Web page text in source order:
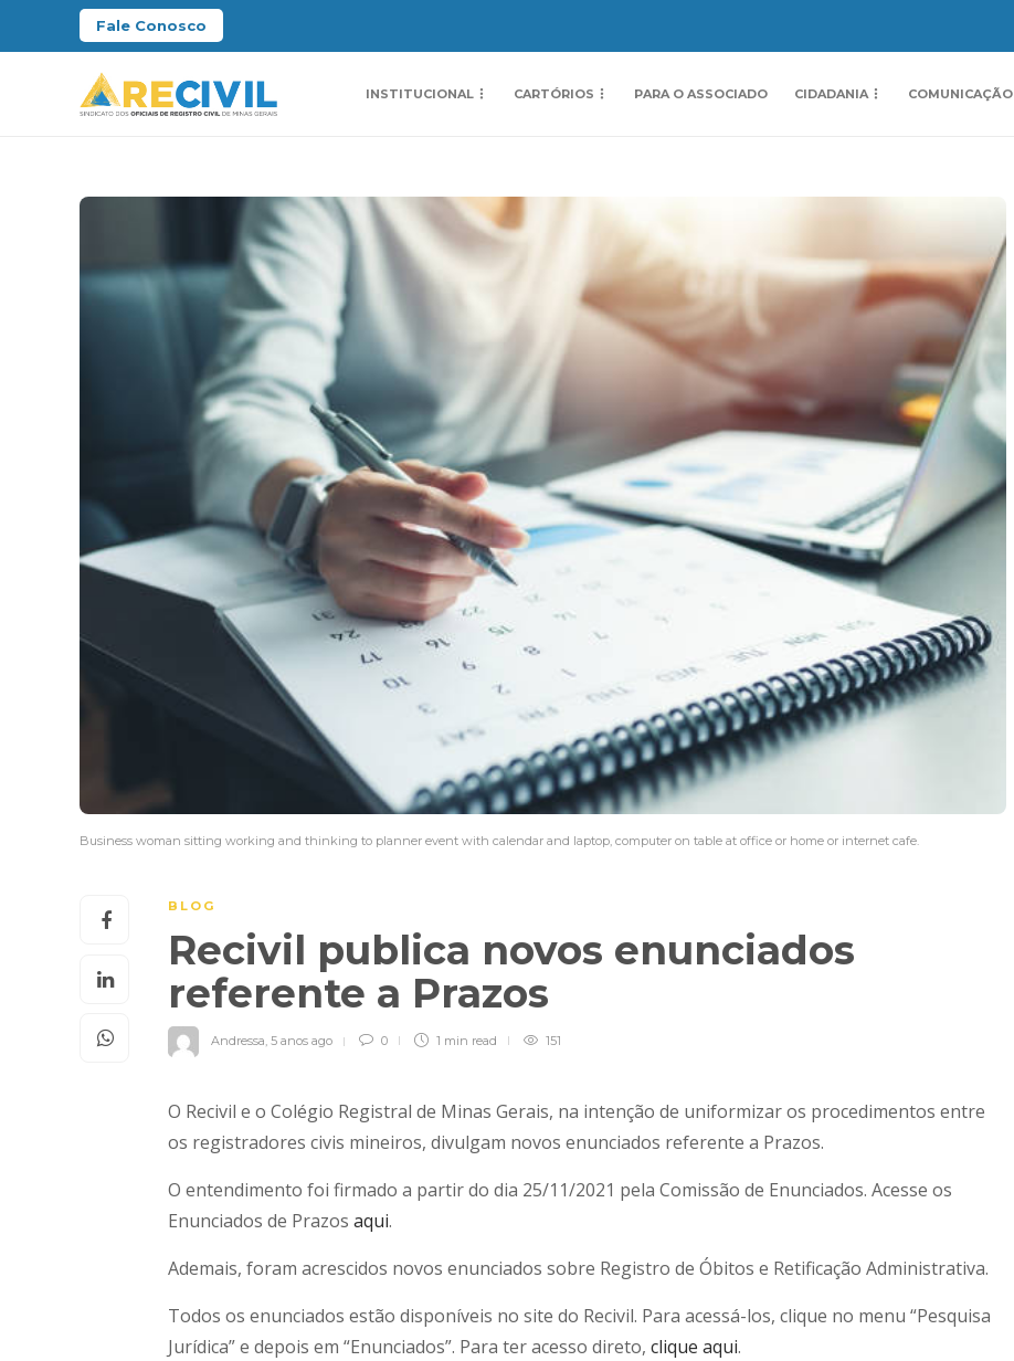
Fale Conosco
INSTITUCIONAL CARTÓRIOS PARA O ASSOCIADO CIDADANIA COMUNICAÇÃO
Business woman sitting working and thinking to planner event with calendar and laptop, computer on table at office or home or internet cafe.
BLOG
Recivil publica novos enunciados
referente a Prazos
Andressa, 5 anos ago 0 1 min read 151
O Recivil e o Colégio Registral de Minas Gerais, na intenção de uniformizar os procedimentos entre
os registradores civis mineiros, divulgam novos enunciados referente a Prazos.
O entendimento foi firmado a partir do dia 25/11/2021 pela Comissão de Enunciados. Acesse os
Enunciados de Prazos aqui.
Ademais, foram acrescidos novos enunciados sobre Registro de Óbitos e Retificação Administrativa.
Todos os enunciados estão disponíveis no site do Recivil. Para acessá-los, clique no menu “Pesquisa
Jurídica” e depois em “Enunciados”. Para ter acesso direto, clique aqui.